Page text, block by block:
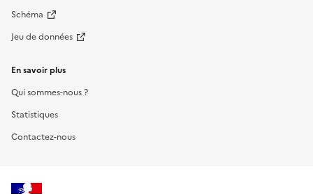
Schéma
Jeu de données
En savoir plus
Qui sommes-nous ?
Statistiques
Contactez-nous